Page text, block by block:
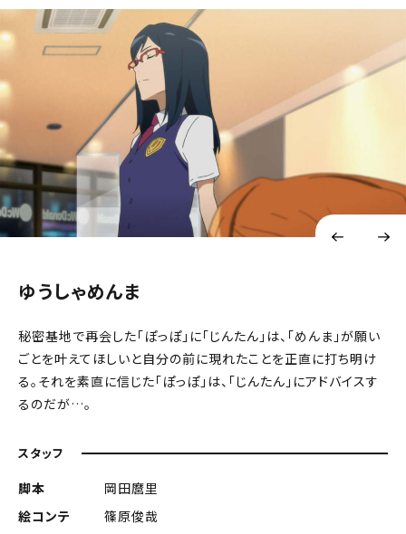
ゆうしゃめんま
秘密基地で再会した「ぽっぽ」に「じんたん」は、「めんま」が願い
ごとを叶えてほしいと自分の前に現れたことを正直に打ち明け
る。それを素直に信じた「ぽっぽ」は、「じんたん」にアドバイスす
るのだが…。
スタッフ
脚本
岡田麿里
絵コンテ
篠原俊哉